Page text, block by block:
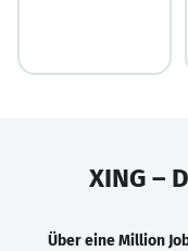
XING –
Über eine Million